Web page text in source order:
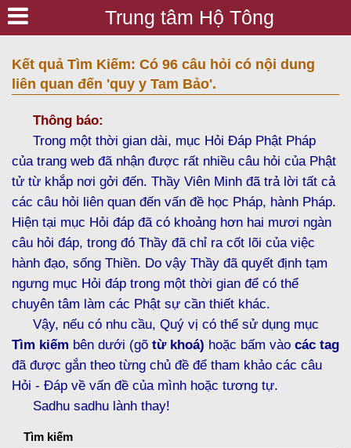
Trung tâm Hộ Tông
Kết quả Tìm Kiếm: Có 96 câu hỏi có nội dung
liên quan đến 'quy y Tam Bảo'.
Thông báo:
Trong một thời gian dài, mục Hỏi Đáp Phật Pháp
của trang web đã nhận được rất nhiều câu hỏi của Phật
tử từ khắp nơi gởi đến. Thầy Viên Minh đã trả lời tất cả
các câu hỏi liên quan đến vấn đề học Pháp, hành Pháp.
Hiện tại mục Hỏi đáp đã có khoảng hơn hai mươi ngàn
câu hỏi đáp, trong đó Thầy đã chỉ ra cốt lõi của việc
hành đạo, sống Thiền. Do vậy Thầy đã quyết định tạm
ngưng mục Hỏi đáp trong một thời gian để có thể
chuyên tâm làm các Phật sự cần thiết khác.
Vậy, nếu có nhu cầu, Quý vị có thể sử dụng mục
Tìm kiếm bên dưới (gõ từ khoá) hoặc bấm vào các tag
đã được gắn theo từng chủ đề để tham khảo các câu
Hỏi - Đáp về vấn đề của mình hoặc tương tự.
Sadhu sadhu lành thay!
Tìm kiếm